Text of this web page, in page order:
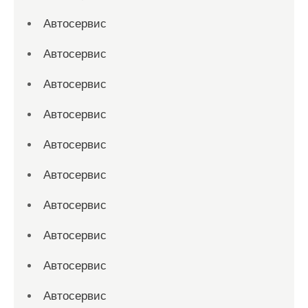
Автосервис
Автосервис
Автосервис
Автосервис
Автосервис
Автосервис
Автосервис
Автосервис
Автосервис
Автосервис